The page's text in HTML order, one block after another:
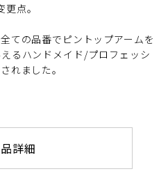
点。
ての品番でピントップアームを
るハンドメイド/プロフェッシ
れました。
詳細